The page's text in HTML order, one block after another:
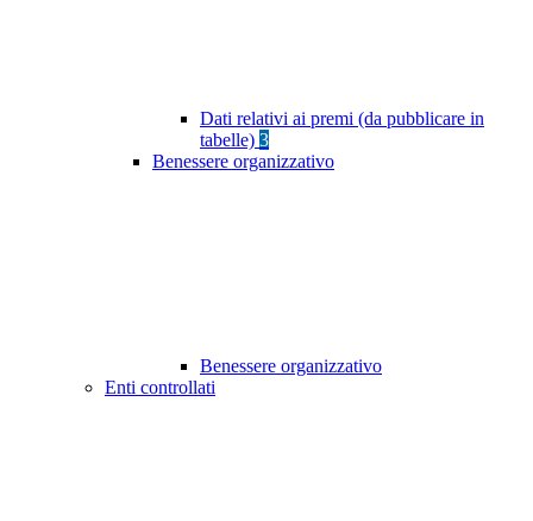
Dati relativi ai premi (da pubblicare in
tabelle) 3
Benessere organizzativo
Benessere organizzativo
Enti controllati